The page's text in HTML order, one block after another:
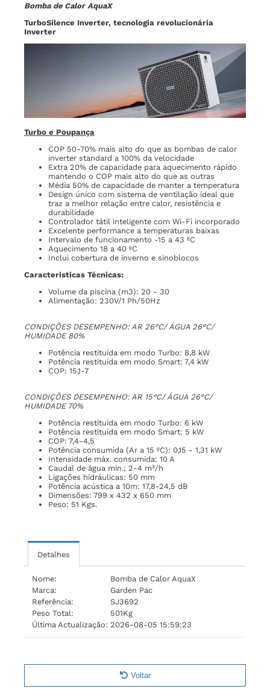
Bomba de Calor AquaX
TurboSilence Inverter, tecnologia revolucionária
Inverter
Turbo e Poupança
COP 50-70% mais alto do que as bombas de calor
inverter standard a 100% da velocidade
Extra 20% de capacidade para aquecimento rápido
mantendo o COP mais alto do que as outras
Média 50% de capacidade de manter a temperatura
Design único com sistema de ventilação ideal que
traz a melhor relação entre calor, resistência e
durabilidade
Controlador tátil inteligente com Wi-Fi incorporado
Excelente performance a temperaturas baixas
Intervalo de funcionamento -15 a 43 ºC
Aquecimento 18 a 40 ºC
Inclui cobertura de inverno e sinoblocos
Caracteristicas Técnicas:
Volume da piscina (m3): 20 - 30
Alimentação: 230V/1 Ph/50Hz
CONDIÇÕES DESEMPENHO: AR 26°C/ ÁGUA 26°C/
HUMIDADE 80%
Potência restituída em modo Turbo: 8,8 kW
Potência restituída em modo Smart: 7,4 kW
COP: 15,1-7
CONDIÇÕES DESEMPENHO: AR 15°C/ ÁGUA 26°C/
HUMIDADE 70%
Potência restituída em modo Turbo: 6 kW
Potência restituída em modo Smart: 5 kW
COP: 7,4-4,5
Potência consumida (Ar a 15 ºC): 0,15 - 1,31 kW
Intensidade máx. consumida: 10 A
Caudal de água min.; 2-4 m³/h
Ligações hidráulicas: 50 mm
Potência acústica a 10m: 17,8-24,5 dB
Dimensões: 799 x 432 x 650 mm
Peso: 51 Kgs.
Detalhes
Nome:
Bomba de Calor AquaX
Marca:
Garden Pac
Referência:
SJ3692
Peso Total:
501Kg
Última Actualização: 2026-08-05 15:59:23
Voltar